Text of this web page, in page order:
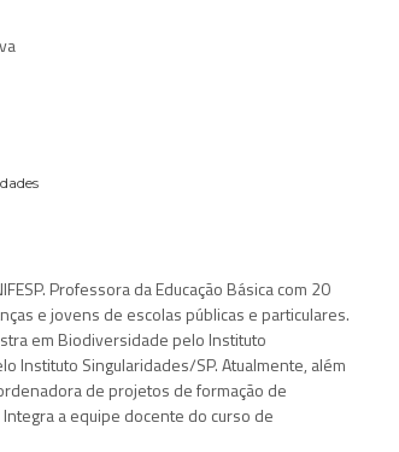
Professora da Educação Básica com 20
e jovens de escolas públicas e particulares.
em Biodiversidade pelo Instituto
Instituto Singularidades/SP. Atualmente, além
de projetos de formação de
a equipe docente do curso de